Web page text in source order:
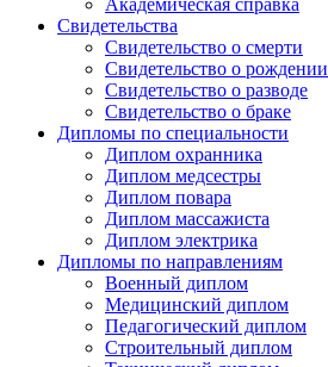
Академическая справка
Свидетельства
Свидетельство о смерти
Свидетельство о рождении
Свидетельство о разводе
Свидетельство о браке
Дипломы по специальности
Диплом охранника
Диплом медсестры
Диплом повара
Диплом массажиста
Диплом электрика
Дипломы по направлениям
Военный диплом
Медицинский диплом
Педагогический диплом
Строительный диплом